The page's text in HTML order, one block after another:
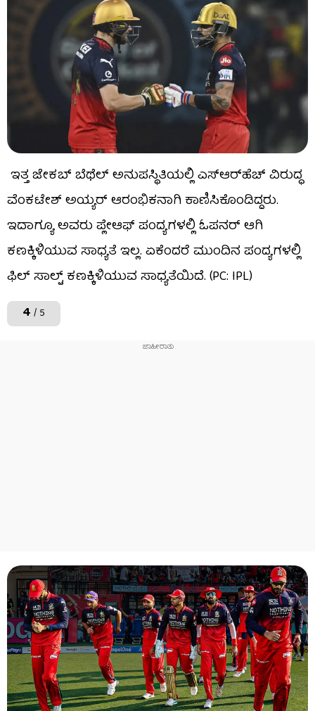
ಇತ್ತ ಜೇಕಬ್ ಬೆಥೆಲ್ ಅನುಪಸ್ಥಿತಿಯಲ್ಲಿ ಎಸ್​ಆರ್​ಹೆಚ್ ವಿರುದ್ಧ
ವೆಂಕಟೇಶ್ ಅಯ್ಯರ್ ಆರಂಭಿಕನಾಗಿ ಕಾಣಿಸಿಕೊಂಡಿದ್ದರು.
ಇದಾಗ್ಯೂ ಅವರು ಪ್ಲೇಆಫ್ ಪಂದ್ಯಗಳಲ್ಲಿ ಓಪನರ್ ಆಗಿ
ಕಣಕ್ಕಿಳಿಯುವ ಸಾಧ್ಯತೆ ಇಲ್ಲ. ಏಕೆಂದರೆ ಮುಂದಿನ ಪಂದ್ಯಗಳಲ್ಲಿ
ಫಿಲ್ ಸಾಲ್ಟ್ ಕಣಕ್ಕಿಳಿಯುವ ಸಾಧ್ಯತೆಯಿದೆ. (PC: IPL)
4 / 5